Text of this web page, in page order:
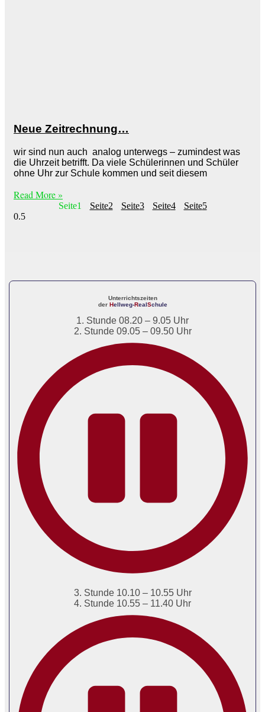
Neue Zeitrechnung…
wir sind nun auch analog unterwegs – zumindest was
die Uhrzeit betrifft. Da viele Schülerinnen und Schüler
ohne Uhr zur Schule kommen und seit diesem
Read More »
Seite1 Seite2 Seite3 Seite4 Seite5
Unterrichtszeiten
der Hellweg-RealSchule
1. Stunde 08.20 – 9.05 Uhr
2. Stunde 09.05 – 09.50 Uhr
3. Stunde 10.10 – 10.55 Uhr
4. Stunde 10.55 – 11.40 Uhr